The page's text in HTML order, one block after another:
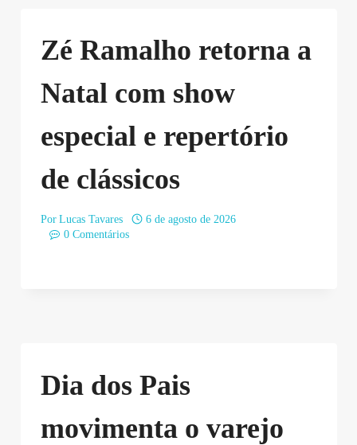
Zé Ramalho retorna a
Natal com show
especial e repertório
de clássicos
Por Lucas Tavares
6 de agosto de 2026
0 Comentários
Dia dos Pais
movimenta o varejo